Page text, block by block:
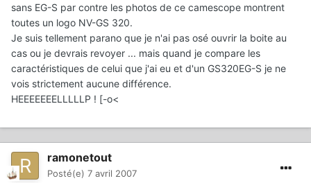
sans EG-S par contre les photos de ce camescope montrent
toutes un logo NV-GS 320.
Je suis tellement parano que je n'ai pas osé ouvrir la boite au
cas ou je devrais revoyer ... mais quand je compare les
caractéristiques de celui que j'ai eu et d'un GS320EG-S je ne
vois strictement aucune différence.
HEEEEEEELLLLLP ! [-o<
ramonetout
Posté(e) 7 avril 2007